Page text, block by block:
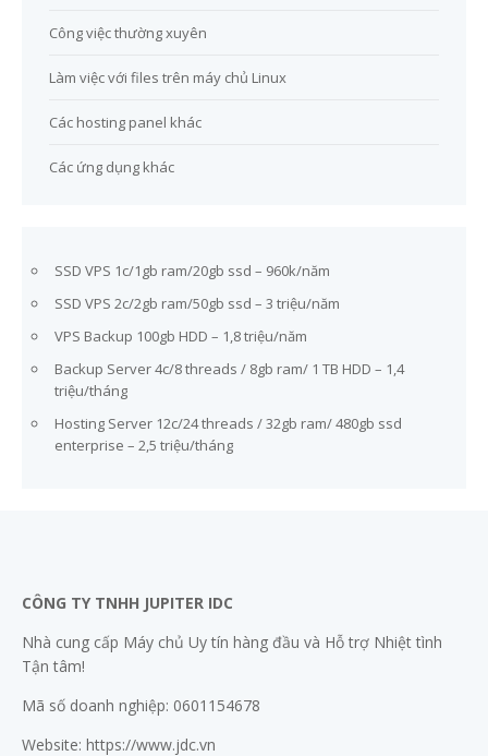
Công việc thường xuyên
Làm việc với files trên máy chủ Linux
Các hosting panel khác
Các ứng dụng khác
SSD VPS 1c/1gb ram/20gb ssd – 960k/năm
SSD VPS 2c/2gb ram/50gb ssd – 3 triệu/năm
VPS Backup 100gb HDD – 1,8 triệu/năm
Backup Server 4c/8 threads / 8gb ram/ 1 TB HDD – 1,4
triệu/tháng
Hosting Server 12c/24 threads / 32gb ram/ 480gb ssd
enterprise – 2,5 triệu/tháng
CÔNG TY TNHH JUPITER IDC
Nhà cung cấp Máy chủ Uy tín hàng đầu và Hỗ trợ Nhiệt tình
Tận tâm!
Mã số doanh nghiệp: 0601154678
Website: https://www.jdc.vn